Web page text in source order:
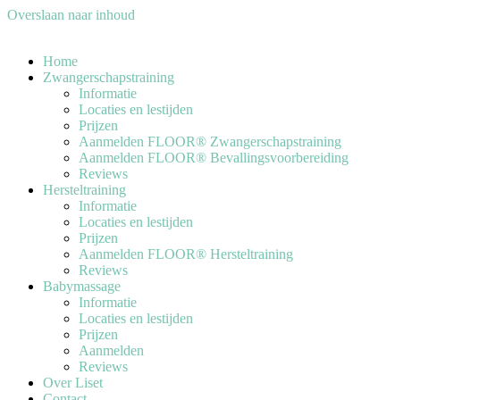
Overslaan naar inhoud
Home
Zwangerschapstraining
Informatie
Locaties en lestijden
Prijzen
Aanmelden FLOOR® Zwangerschapstraining
Aanmelden FLOOR® Bevallingsvoorbereiding
Reviews
Hersteltraining
Informatie
Locaties en lestijden
Prijzen
Aanmelden FLOOR® Hersteltraining
Reviews
Babymassage
Informatie
Locaties en lestijden
Prijzen
Aanmelden
Reviews
Over Liset